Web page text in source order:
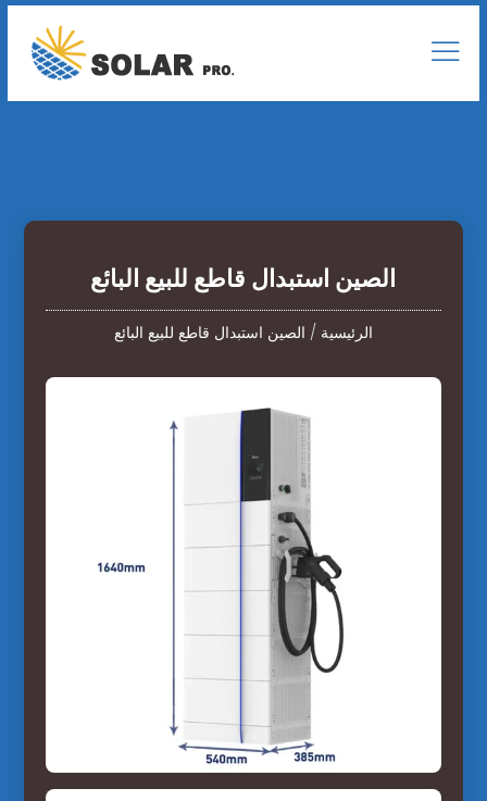
الصين استبدال قاطع للبيع البائع
الرئيسية / الصين استبدال قاطع للبيع البائع